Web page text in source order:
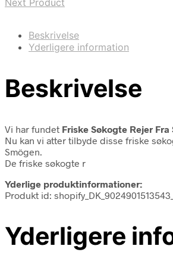
Beskrivelse
Yderligere information
Beskrivelse
Vi har fundet Friske Søkogte Rejer Fra
Nu kan vi atter tilbyde disse friske
Smögen.
De friske søkogte r
Yderlige produktinformationer:
Produkt id:
Yderligere